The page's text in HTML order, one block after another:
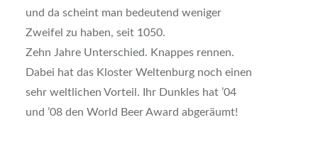
und da scheint man bedeutend weniger
Zweifel zu haben, seit 1050.
Zehn Jahre Unterschied. Knappes rennen.
Dabei hat das Kloster Weltenburg noch einen
sehr weltlichen Vorteil. Ihr Dunkles hat ’04
und ’08 den World Beer Award abgeräumt!